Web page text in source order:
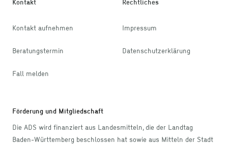
Kontakt aufnehmen
Beratungstermin
Fall melden
Impressum
Datenschutzerklärung
Förderung und Mitgliedschaft
Die ADS wird finanziert aus Landesmitteln, die der Landtag
Baden-Württemberg beschlossen hat sowie aus Mitteln der Stadt